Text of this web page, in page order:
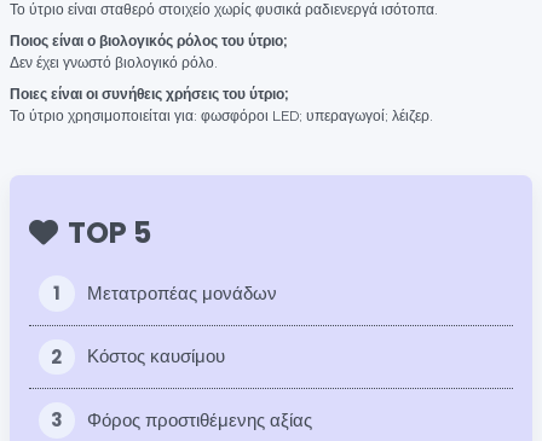
Το ύτριο είναι σταθερό στοιχείο χωρίς φυσικά ραδιενεργά ισότοπα.
Ποιος είναι ο βιολογικός ρόλος του ύτριο;
Δεν έχει γνωστό βιολογικό ρόλο.
Ποιες είναι οι συνήθεις χρήσεις του ύτριο;
Το ύτριο χρησιμοποιείται για: φωσφόροι LED; υπεραγωγοί; λέιζερ.
TOP 5
1 Μετατροπέας μονάδων
2 Κόστος καυσίμου
3 Φόρος προστιθέμενης αξίας